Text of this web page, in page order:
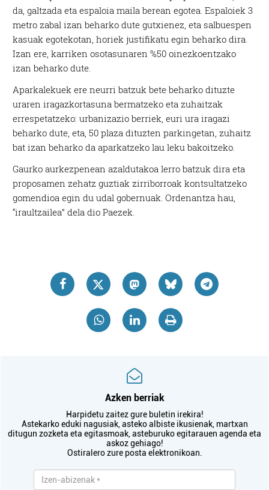
da, galtzada eta espaloia maila berean egotea. Espaloiek 3
metro zabal izan beharko dute gutxienez, eta salbuespen
kasuak egotekotan, horiek justifikatu egin beharko dira.
Izan ere, karriken osotasunaren %50 oinezkoentzako
izan beharko dute.
Aparkalekuek ere neurri batzuk bete beharko dituzte
uraren iragazkortasuna bermatzeko eta zuhaitzak
errespetatzeko: urbanizazio berriek, euri ura iragazi
beharko dute, eta, 50 plaza dituzten parkingetan, zuhaitz
bat izan beharko da aparkatzeko lau leku bakoitzeko.
Gaurko aurkezpenean azaldutakoa lerro batzuk dira eta
proposamen zehatz guztiak zirriborroak kontsultatzeko
gomendioa egin du udal gobernuak. Ordenantza hau,
“iraultzailea” dela dio Paezek.
Azken berriak
Harpidetu zaitez gure buletin irekira!
Astekarko eduki nagusiak, asteko albiste ikusienak, martxan
ditugun zozketa eta egitasmoak, asteburuko egitarauen agenda eta
askoz gehiago!
Ostiralero zure posta elektronikoan.